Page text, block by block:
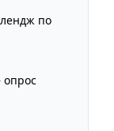
по
опрос